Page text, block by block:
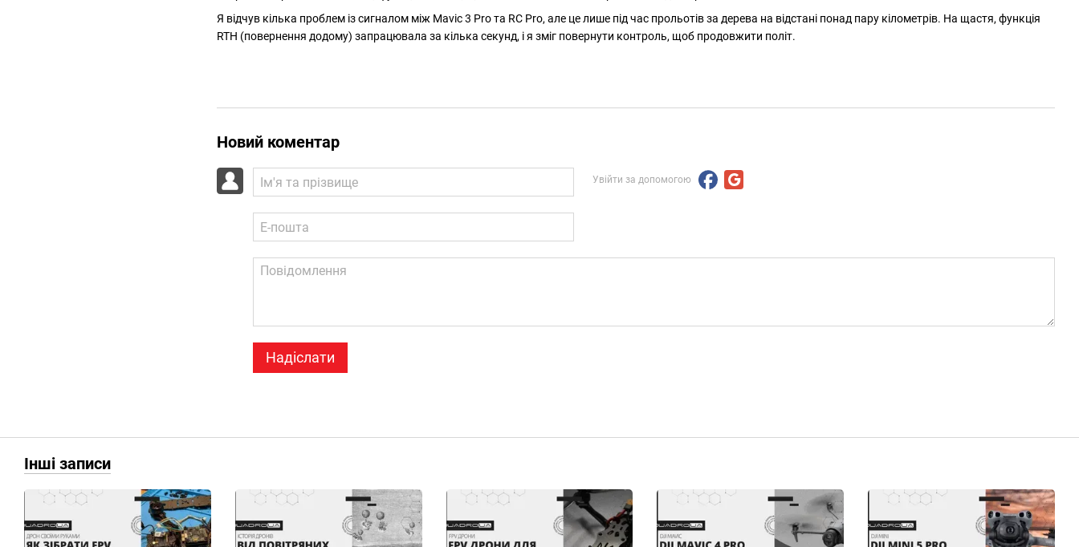
Я відчув кілька проблем із сигналом між Mavic 3 Pro та RC Pro, але це лише під час прольотів за дерева на відстані понад пару кілометрів. На щастя, функція
RTH (повернення додому) запрацювала за кілька секунд, і я зміг повернути контроль, щоб продовжити політ.
Новий коментар
Увійти за допомогою
Надіслати
Інші записи